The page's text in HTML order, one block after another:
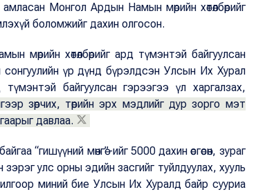
Монгол Ардын Намын мөрийн хөтөлбөрийг
боломжийг дахин олгосон.
мөрийн хөтөлбөрийг ард түмэнтэй байгуулсан
үр дүнд бүрэлдсэн Улсын Их Хурал
байгуулсан гэрээгээ үл харгалзах,
зөрчих, төрийн эрх мэдлийг дур зорго мэт
давлаа.
“гишүүний мөнгө”-ийг 5000 дахин өсгөсөн, зураг
зэрэг улс орны эдийн засгийг туйлдуулах, хууль
миний бие Улсын Их Хуралд байр сууриа